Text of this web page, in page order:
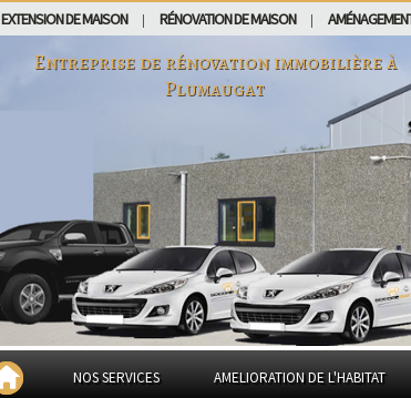
EXTENSION DE MAISON RÉNOVATION DE MAISON
Entreprise de rénovation immobilière à
Plumaugat
NOS SERVICES AMELIORATION DE L'HABITAT